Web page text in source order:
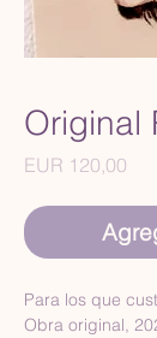
Original
EUR 120,00
Para los que
Obra original,